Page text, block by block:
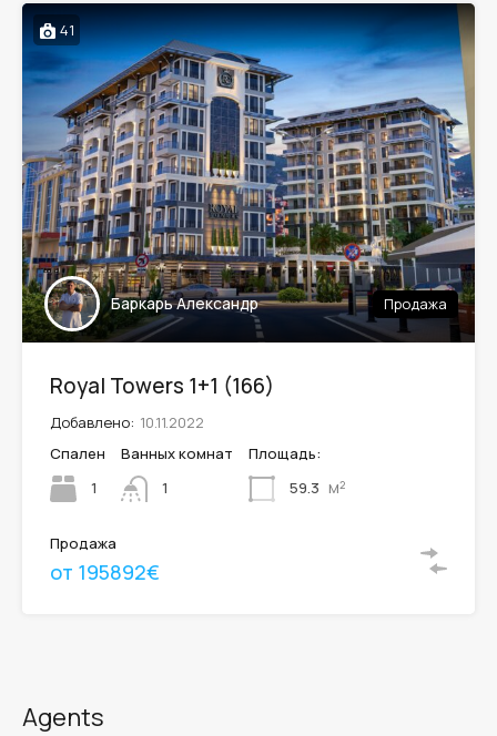
41
Баркарь Александр Продажа
Royal Towers 1+1 (166)
Добавлено: 10.11.2022
Спален
1
Ванных комнат
1
Площадь:
59.3 м²
Продажа
от 195892€
Agents